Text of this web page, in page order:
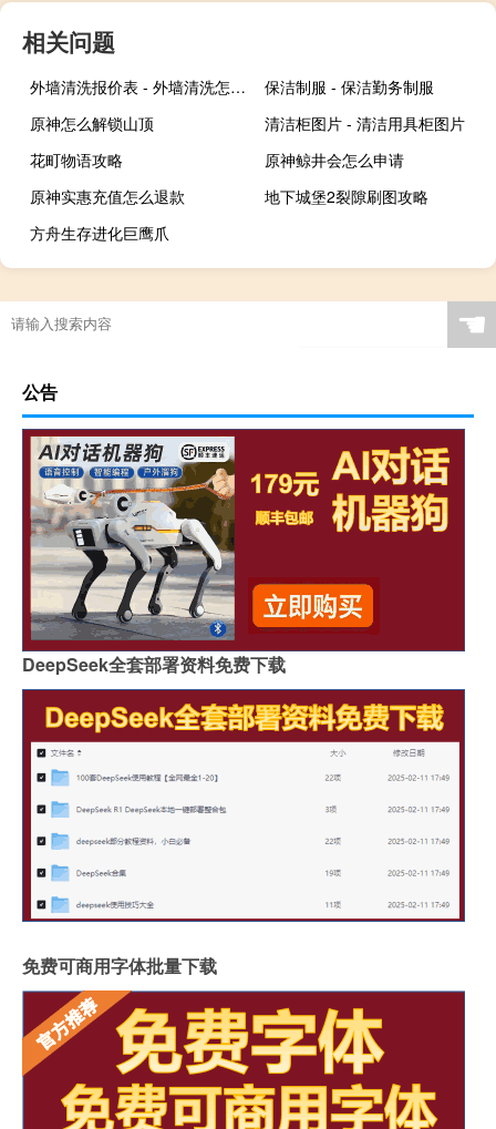
相关问题
外墙清洗报价表 - 外墙清洗怎么报价
保洁制服 - 保洁勤务制服
原神怎么解锁山顶
清洁柜图片 - 清洁用具柜图片
花町物语攻略
原神鲸井会怎么申请
原神实惠充值怎么退款
地下城堡2裂隙刷图攻略
方舟生存进化巨鹰爪
☚
公告
DeepSeek全套部署资料免费下载
免费可商用字体批量下载